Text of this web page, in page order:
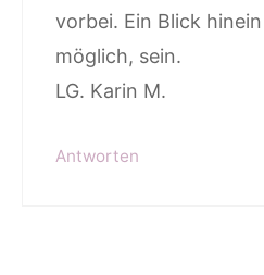
vorbei. Ein Blick
möglich, sein.
LG. Karin M.
Antworten